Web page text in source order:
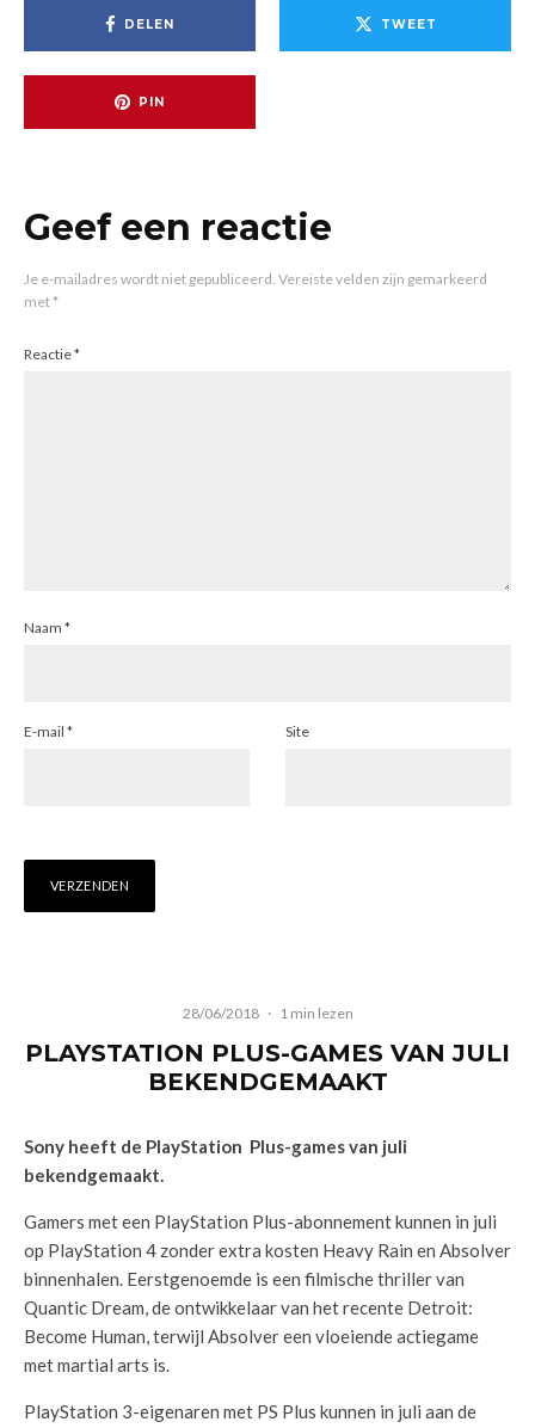
DELEN TWEET
PIN
Geef een reactie
Je e-mailadres wordt niet gepubliceerd. Vereiste velden zijn gemarkeerd
met*
Reactie*
Naam *
E-mail * Site
28/06/2018 · 1 min lezen
PLAYSTATION PLUS-GAMES VAN JULI
BEKENDGEMAAKT
Sony heeft de PlayStation Plus-games van juli
bekendgemaakt.
Gamers met een PlayStation Plus-abonnement kunnen in juli
op PlayStation 4 zonder extra kosten Heavy Rain en Absolver
binnenhalen. Eerstgenoemde is een filmische thriller van
Quantic Dream, de ontwikkelaar van het recente Detroit:
Become Human, terwijl Absolver een vloeiende actiegame
met martial arts is.
PlayStation 3-eigenaren met PS Plus kunnen in juli aan de